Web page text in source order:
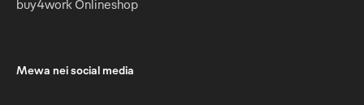
buy4work Onlineshop
Mewa nei social media